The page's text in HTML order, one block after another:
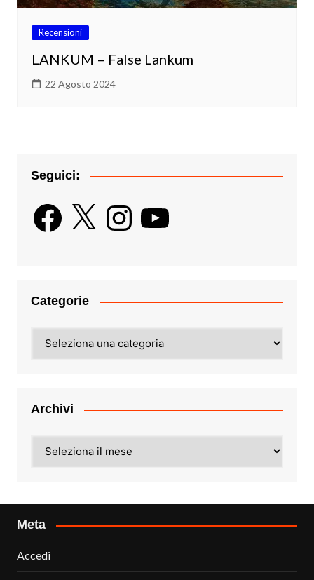
Recensioni
LANKUM – False Lankum
22 Agosto 2024
Seguici:
Facebook
X InstagramYouTube
Categorie
Archivi
Meta
Accedi